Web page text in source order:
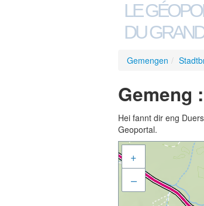
LE
DU
Gemengen /
Gemeng
Hei fannt dir eng
Geoportal.
+
–